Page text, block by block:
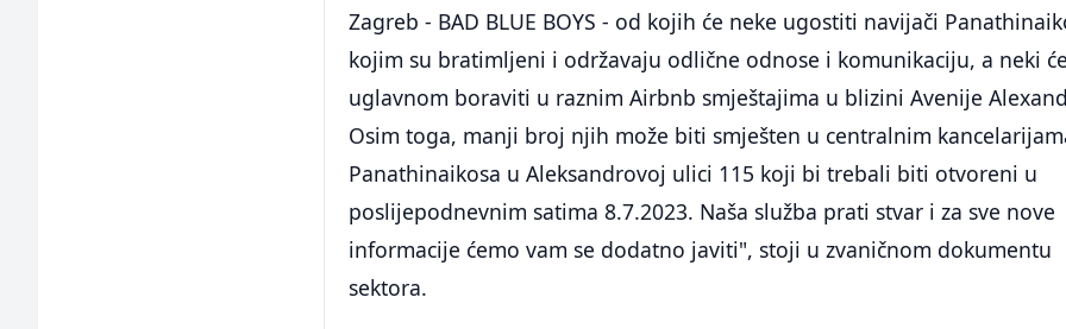
Zagreb - BAD BLUE BOYS - od kojih će neke ugostiti navijači
kojim su bratimljeni i održavaju odlične odnose i komunikaciju, a neki će
uglavnom boraviti u raznim Airbnb smještajima u blizini Avenije
Osim toga, manji broj njih može biti smješten u centralnim
Panathinaikosa u Aleksandrovoj ulici 115 koji bi trebali biti otvoreni u
poslijepodnevnim satima 8.7.2023. Naša služba prati stvar i za sve nove
informacije ćemo vam se dodatno javiti", stoji u zvaničnom dokumentu
sektora.